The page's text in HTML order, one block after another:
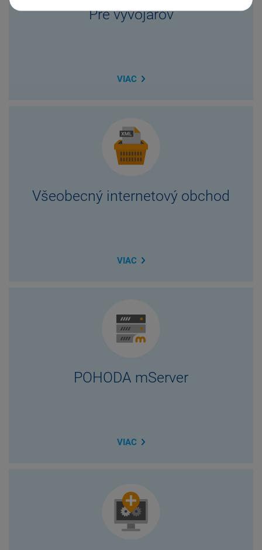
Pre vývojárov
VIAC
Všeobecný internetový obchod
VIAC
POHODA mServer
VIAC